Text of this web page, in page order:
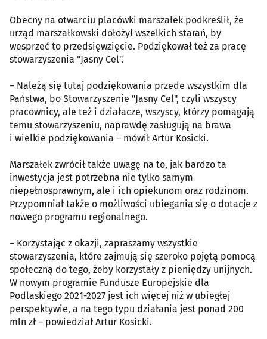
Obecny na otwarciu placówki marszałek podkreślił, że
urząd marszałkowski dołożył wszelkich starań, by
wesprzeć to przedsięwzięcie. Podziękował też za pracę
stowarzyszenia "Jasny Cel".
– Należą się tutaj podziękowania przede wszystkim dla
Państwa, bo Stowarzyszenie "Jasny Cel", czyli wszyscy
pracownicy, ale też i działacze, wszyscy, którzy pomagają
temu stowarzyszeniu, naprawdę zasługują na brawa
i wielkie podziękowania – mówił Artur Kosicki.
Marszałek zwrócił także uwagę na to, jak bardzo ta
inwestycja jest potrzebna nie tylko samym
niepełnosprawnym, ale i ich opiekunom oraz rodzinom.
Przypomniał także o możliwości ubiegania się o dotacje z
nowego programu regionalnego.
– Korzystając z okazji, zapraszamy wszystkie
stowarzyszenia, które zajmują się szeroko pojętą pomocą
społeczną do tego, żeby korzystały z pieniędzy unijnych.
W nowym programie Fundusze Europejskie dla
Podlaskiego 2021-2027 jest ich więcej niż w ubiegłej
perspektywie, a na tego typu działania jest ponad 200
mln zł – powiedział Artur Kosicki.